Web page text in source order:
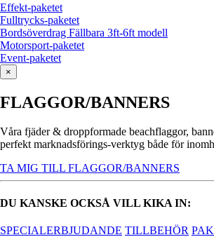
Effekt-paketet
Fulltrycks-paketet
Bordsöverdrag Fällbara 3ft-6ft modell
Motorsport-paketet
Event-paketet
×
FLAGGOR/BANNERS
Våra fjäder & droppformade beachflaggor,
perfekt marknadsförings-verktyg både för
TA MIG TILL FLAGGOR/BANNERS
DU KANSKE OCKSÅ VILL KIKA IN:
SPECIALERBJUDANDE TILLBEHÖR